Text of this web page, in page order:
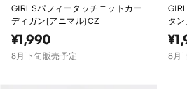
GIRLSパフィータッチニットカー
ディガン(アニマル)CZ
¥1,990
8月下旬販売予定
タ
8月